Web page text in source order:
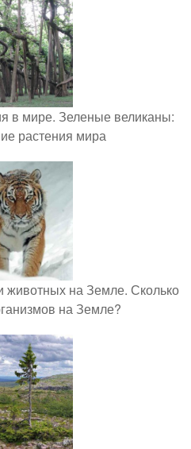
в мире. Зеленые великаны:
растения мира
животных на Земле. Сколько
на Земле?